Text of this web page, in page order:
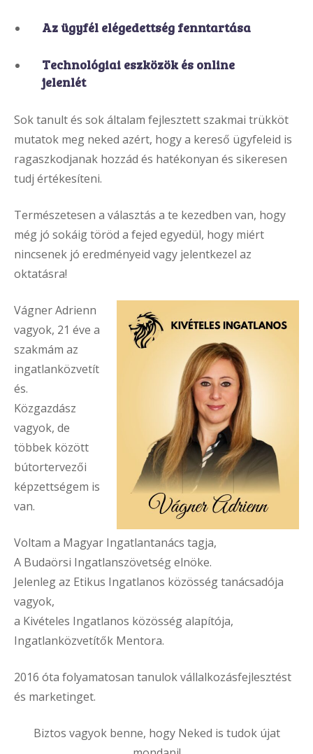
Az ügyfél elégedettség fenntartása
Technológiai eszközök és online
jelenlét
Sok tanult és sok általam fejlesztett szakmai trükköt
mutatok meg neked azért, hogy a kereső ügyfeleid is
ragaszkodjanak hozzád és hatékonyan és sikeresen
tudj értékesíteni.
Természetesen a választás a te kezedben van, hogy
még jó sokáig töröd a fejed egyedül, hogy miért
nincsenek jó eredményeid vagy jelentkezel az
oktatásra!
Vágner Adrienn
vagyok, 21 éve a
szakmám az
ingatlanközvetít
és.
Közgazdász
vagyok, de
többek között
bútortervezői
képzettségem is
van.
Voltam a Magyar Ingatlantanács tagja,
A Budaörsi Ingatlanszövetség elnöke.
Jelenleg az Etikus Ingatlanos közösség tanácsadója
vagyok,
a Kivételes Ingatlanos közösség alapítója,
Ingatlanközvetítők Mentora.
2016 óta folyamatosan tanulok vállalkozásfejlesztést
és marketinget.
Biztos vagyok benne, hogy Neked is tudok újat